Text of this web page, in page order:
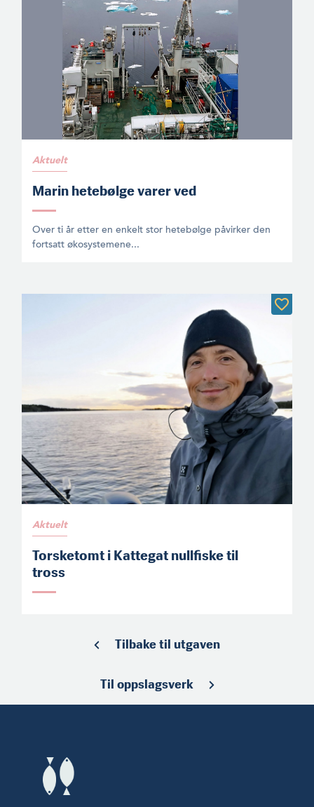
Aktuelt
Marin hetebølge varer ved
Over ti år etter en enkelt stor hetebølge påvirker den
fortsatt økosystemene...
Aktuelt
Torsketomt i Kattegat nullfiske til
tross
Tilbake til utgaven
Til oppslagsverk